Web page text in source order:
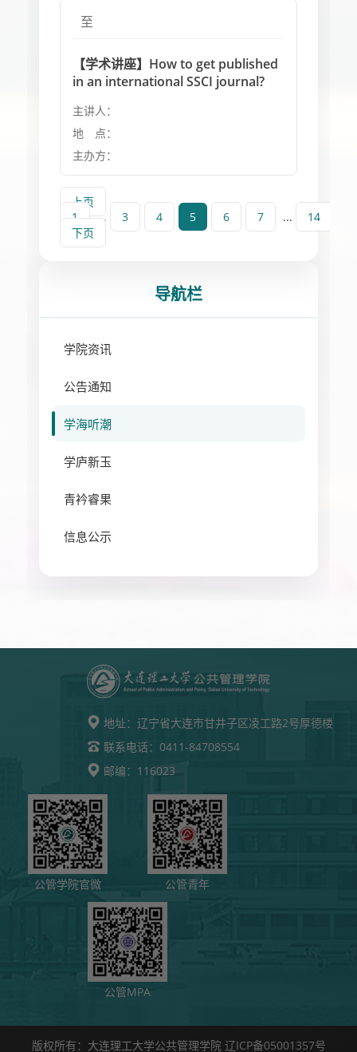
导航栏
学院资讯
公告通知
学海听潮
学庐新玉
青衿睿果
信息公示
至
【学术讲座】How to get published
in an international SSCI journal?
主讲人：
地 点：
主办方：
上页
1
... 3 4 5 6 7 ...
14
下页
地址： 辽宁省大连市甘井子区凌工路2号厚德楼
联系电话： 0411-84708554
邮编： 116023
公管学院官微 公管青年
公管MPA
版权所有：大连理工大学公共管理学院 辽ICP备05001357号